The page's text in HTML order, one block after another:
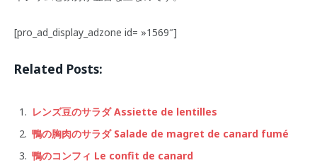
[pro_ad_display_adzone id= »1569″]
Related Posts:
レンズ豆のサラダ Assiette de lentilles
鴨の胸肉のサラダ Salade de magret de canard fumé
鴨のコンフィ Le confit de canard